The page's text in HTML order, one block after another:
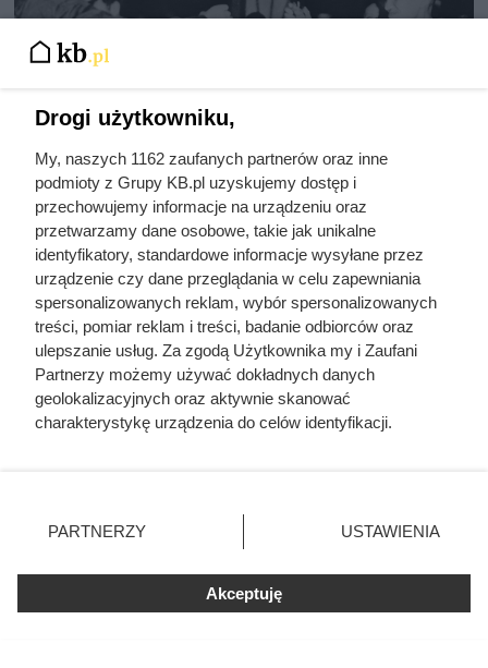
Doprowadził do śmierci większej
liczby ludzi niż Hitler i Stalin
razem wzięci. Mimo to czczą go
jako bohatera
Drogi użytkowniku,
My, naszych 1162 zaufanych partnerów oraz inne
podmioty z Grupy KB.pl uzyskujemy dostęp i
przechowujemy informacje na urządzeniu oraz
przetwarzamy dane osobowe, takie jak unikalne
identyfikatory, standardowe informacje wysyłane przez
urządzenie czy dane przeglądania w celu zapewniania
spersonalizowanych reklam, wybór spersonalizowanych
treści, pomiar reklam i treści, badanie odbiorców oraz
ulepszanie usług. Za zgodą Użytkownika my i Zaufani
Partnerzy możemy używać dokładnych danych
geolokalizacyjnych oraz aktywnie skanować
charakterystykę urządzenia do celów identyfikacji.
zmienić/wycofać klikając przycisk ustawień prywatności
znajdujący się w lewym dolnym rogu strony. Niektóre
użytkownika, ale masz prawo sprzeciwić się takiemu
przetwarzaniu. Preferencje będą miały zastosowania tylko
PARTNERZY USTAWIENIA
Akceptuję